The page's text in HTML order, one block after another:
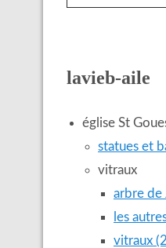
lavieb-aile
église St
statues et
vitraux
arbre de
les
vitraux